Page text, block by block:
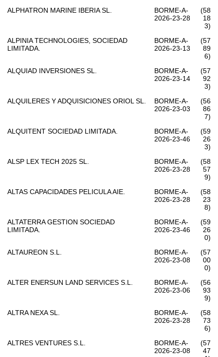
ALPHATRON MARINE IBERIA SL.
BORME-A-
2026-23-28
(58
18
3)
ALPINIA TECHNOLOGIES, SOCIEDAD
LIMITADA.
BORME-A-
2026-23-13
(57
89
6)
ALQUIAD INVERSIONES SL.
BORME-A-
2026-23-14
(57
92
3)
ALQUILERES Y ADQUISICIONES ORIOL SL.
BORME-A-
2026-23-03
(56
86
7)
ALQUITENT SOCIEDAD LIMITADA.
BORME-A-
2026-23-46
(59
26
3)
ALSP LEX TECH 2025 SL.
BORME-A-
2026-23-28
(58
57
9)
ALTAS CAPACIDADES PELICULA AIE.
BORME-A-
2026-23-28
(58
23
8)
ALTATERRA GESTION SOCIEDAD
LIMITADA.
BORME-A-
2026-23-46
(59
26
0)
ALTAUREON S.L.
BORME-A-
2026-23-08
(57
00
0)
ALTER ENERSUN LAND SERVICES S.L.
BORME-A-
2026-23-06
(56
93
9)
ALTRA NEXA SL.
BORME-A-
2026-23-28
(58
73
6)
ALTRES VENTURES S.L.
BORME-A-
2026-23-08
(57
47